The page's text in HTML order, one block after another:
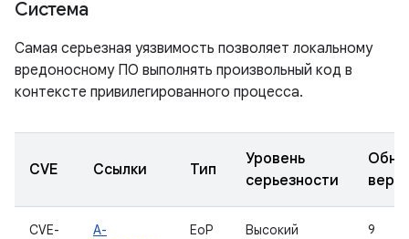
Система
Самая серьезная уязвимость позволяет локальному
вредоносному ПО выполнять произвольный код в
контексте привилегированного процесса.
CVE Ссылки Тип
Уровень
серьезности
CVE-
A-
EoP Высокий 9